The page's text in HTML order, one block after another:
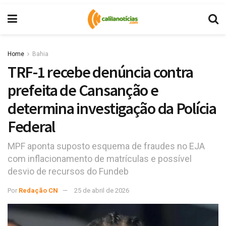
Home Bahia
TRF-1 recebe denúncia contra
prefeita de Cansanção e
determina investigação da Polícia
Federal
MPF aponta suposto esquema de fraudes no EJA
com inflacionamento de matrículas e possível
desvio de recursos do Fundeb
Por Redação CN 25 de abril de 2026